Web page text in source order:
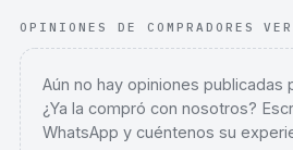
OPINIONES DE COMPRADORES
Aún no hay opiniones publicadas
¿Ya la compró con nosotros?
WhatsApp y cuéntenos su